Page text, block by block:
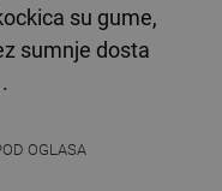
su gume,
sumnje dosta
OGLASA